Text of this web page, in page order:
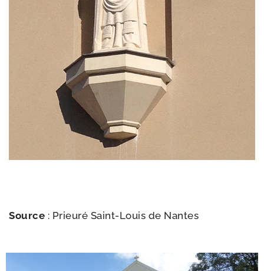
Source : Prieuré Saint-​Louis de Nantes